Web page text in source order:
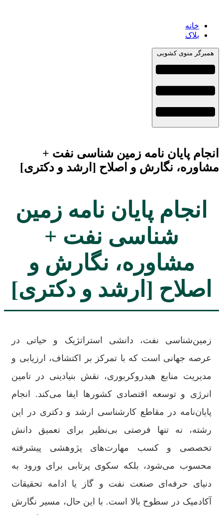
خانه
بلاک
همبرگر منوی کشویی
انجام پایان نامه زمین شناسی نفت +
مشاوره، نگارش و اصلاح [ارشد و دکتری]
انجام پایان نامه زمین
شناسی نفت +
مشاوره، نگارش و
اصلاح [ارشد و دکتری]
زمین‌شناسی نفت، دانشی استراتژیک و حیاتی در
عرصه جهانی است که با تمرکز بر اکتشاف، ارزیابی و
مدیریت منابع هیدروکربوری، نقش بنیادینی در تامین
انرژی و توسعه اقتصادی کشورها ایفا می‌کند. انجام
پایان‌نامه در مقاطع کارشناسی ارشد و دکتری در این
رشته، نه تنها فرصتی بی‌نظیر برای تعمیق دانش
تخصصی و کسب مهارت‌های پژوهشی پیشرفته
محسوب می‌شود، بلکه سکوی پرتابی برای ورود به
دنیای حرفه‌ای صنعت نفت و گاز یا ادامه تحقیقات
آکادمیک در سطوح بالا است. با این حال، مسیر نگارش